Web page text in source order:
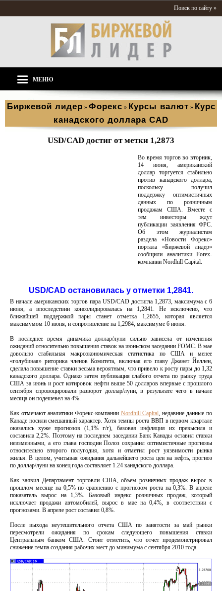
Поиск по сайту »
МЕНЮ
Биржевой лидер » Форекс » Курсы валют » Курс
канадского доллара CAD
USD/CAD достиг от метки 1,2873
Во время торгов во вторник,
14 июня, американский
доллар торгуется стабильно
против канадского доллара,
поскольку получил
поддержку оптимистичных
данных по розничным
продажам США. Вместе с
тем инвесторы ждут
публикации заявления ФРС.
Об этом журналистам
раздела «Новости Форекс»
портала «Биржевой лидер»
сообщили аналитики Forex-
компании Nordhill Capital.
USD/CAD остановилась у отметки 1,2841.
В начале американских торгов пара USD/CAD достигла 1,2873, максимума с 6
июня, а впоследствии консолидировалась на 1,2841. Не исключено, что
ближайшей поддержкой пары станет отметка 1,2655, которая является
максимумом 10 июня, и сопротивление на 1,2984, максимуме 6 июня.
В последнее время динамика доллар/луни сильно зависела от изменения
ожиданий относительно повышения ставок на июньском заседании FOMC. В мае
довольно стабильная макроэкономическая статистика по США и менее
«голубиная» риторика членов Комитета, включая его главу Джанет Йеллен,
сделала повышение ставки весьма вероятным, что привело к росту пары до 1,32
канадского доллара. Однако затем публикация слабого отчета по рынку труда
США за июнь и рост котировок нефти выше 50 долларов впервые с прошлого
сентября спровоцировали разворот доллар/луни, в результате чего в начале
месяца он подешевел на 4%.
Как отмечают аналитики Форекс-компании Nordhill Capital, недавние данные по
Канаде носили смешанный характер. Хотя темпы роста ВВП в первом квартале
оказались хуже прогнозов (1,1% г/г), базовая инфляция их превысила и
составила 2,2%. Поэтому на последнем заседании Банк Канады оставил ставки
неизменными, а его глава господин Полоз сохранил оптимистичные прогнозы
относительно второго полугодия, хотя и отметил рост уязвимости рынка
жилья. В целом, учитывая ожидания дальнейшего роста цен на нефть, прогноз
по доллар/луни на конец года составляет 1.24 канадского доллара.
Как заявил Департамент торговли США, объем розничных продаж вырос в
прошлом месяце на 0,5% по сравнению с прогнозом роста на 0,3%. В апреле
показатель вырос на 1,3%. Базовый индекс розничных продаж, который
исключает продажи автомобилей, вырос в мае на 0,4%, в соответствии с
прогнозами. В апреле рост составил 0,8%.
После выхода неутешительного отчета США по занятости за май рынки
пересмотрели ожидания по срокам следующего повышения ставки
Центральным банком США. Стоит отметить, что отчет продемонстрировал
снижение темпа создания рабочих мест до минимума с сентября 2010 года.